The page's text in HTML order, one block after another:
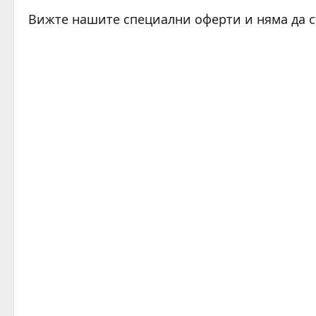
Вижте нашите специални оферти и няма да